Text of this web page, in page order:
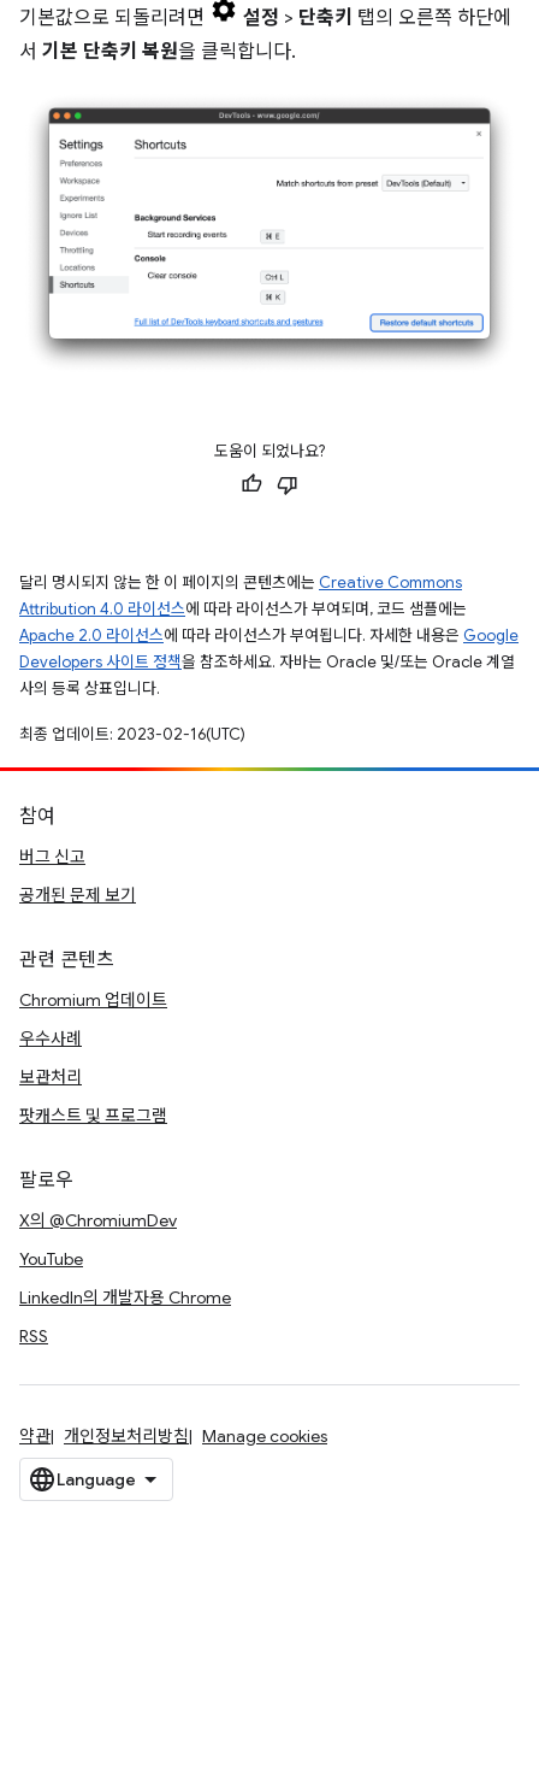
기본값으로 되돌리려면 설정 > 단축키 탭의 오른쪽 하단에
서 기본 단축키 복원을 클릭합니다.
도움이 되었나요?
달리 명시되지 않는 한 이 페이지의 콘텐츠에는 Creative Commons
Attribution 4.0 라이선스에 따라 라이선스가 부여되며, 코드 샘플에는
Apache 2.0 라이선스에 따라 라이선스가 부여됩니다. 자세한 내용은 Google
Developers 사이트 정책을 참조하세요. 자바는 Oracle 및/또는 Oracle 계열
사의 등록 상표입니다.
최종 업데이트: 2023-02-16(UTC)
참여
버그 신고
공개된 문제 보기
관련 콘텐츠
Chromium 업데이트
우수사례
보관처리
팟캐스트 및 프로그램
팔로우
X의 @ChromiumDev
YouTube
LinkedIn의 개발자용 Chrome
RSS
약관 개인정보처리방침 Manage cookies